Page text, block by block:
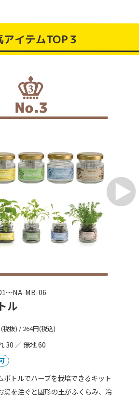
アイテムTOP３
子（片貼り紙）
い合わせ下さい
、フルカラーのオフセット印刷でイ
オリジナルデザインを自由に入れる